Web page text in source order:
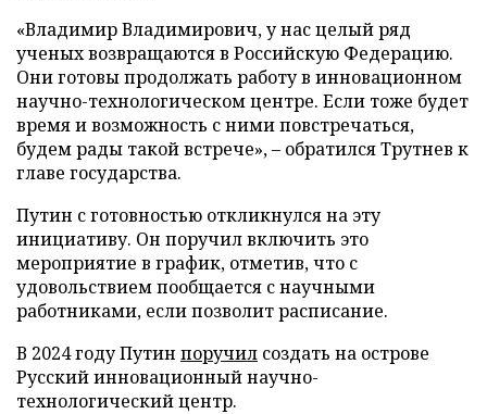
«Владимир Владимирович, у нас целый ряд
ученых возвращаются в Российскую Федерацию.
Они готовы продолжать работу в инновационном
научно-технологическом центре. Если тоже будет
время и возможность с ними повстречаться,
будем рады такой встрече», – обратился Трутнев к
главе государства.
Путин с готовностью откликнулся на эту
инициативу. Он поручил включить это
мероприятие в график, отметив, что с
удовольствием пообщается с научными
работниками, если позволит расписание.
В 2024 году Путин поручил создать на острове
Русский инновационный научно-
технологический центр.